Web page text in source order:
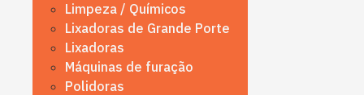
Limpeza / Químicos
Lixadoras de Grande Porte
Lixadoras
Máquinas de furação
Polidoras